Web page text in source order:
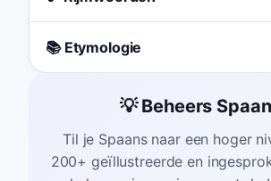
📚 Etymologie
💡 Beheers
Til je Spaans naar een hoger
200+ geïllustreerde en